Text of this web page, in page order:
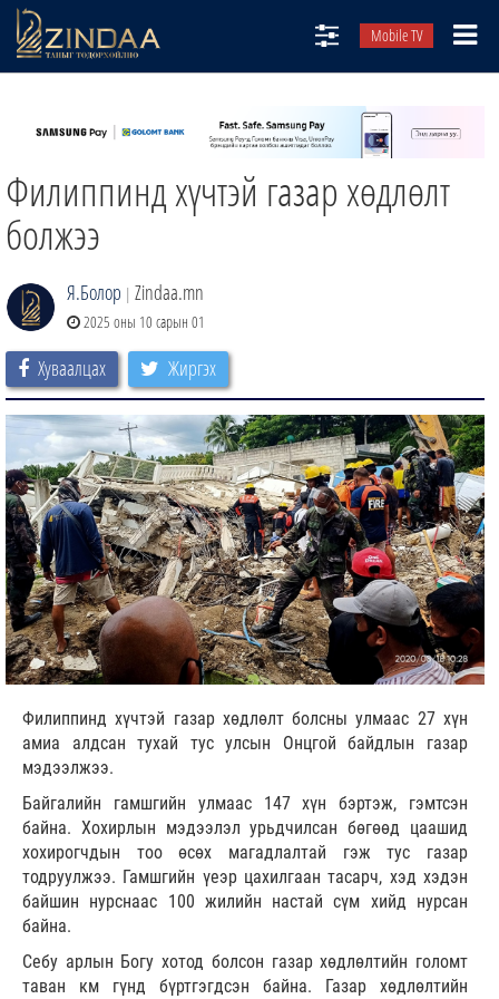
Mobile TV
ТВ8
ӨГЛӨӨНИЙ СОНИН
Филиппинд хүчтэй газар хөдлөлт
болжээ
Я.Болор | Zindaa.mn
2025 оны 10 сарын 01
Хуваалцах Жиргэх
Филиппинд хүчтэй газар хөдлөлт болсны улмаас 27 хүн
амиа алдсан тухай тус улсын Онцгой байдлын газар
мэдээлжээ.
Байгалийн гамшгийн улмаас 147 хүн бэртэж, гэмтсэн
байна. Хохирлын мэдээлэл урьдчилсан бөгөөд цаашид
хохирогчдын тоо өсөх магадлалтай гэж тус газар
тодруулжээ. Гамшгийн үеэр цахилгаан тасарч, хэд хэдэн
байшин нурснаас 100 жилийн настай сүм хийд нурсан
байна.
Себу арлын Богу хотод болсон газар хөдлөлтийн голомт
таван км гүнд бүртгэгдсэн байна. Газар хөдлөлтийн